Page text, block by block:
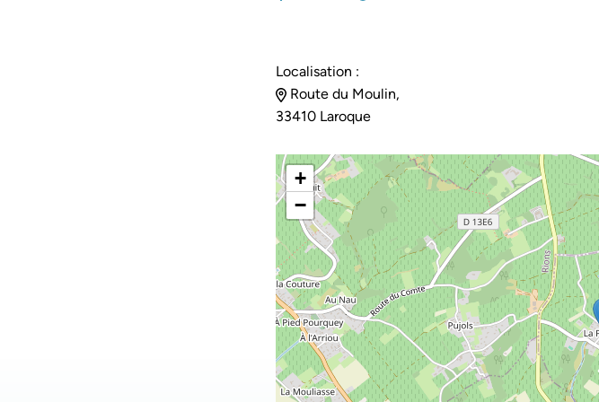
Localisation :
Route du Moulin,
33410 Laroque
+
−